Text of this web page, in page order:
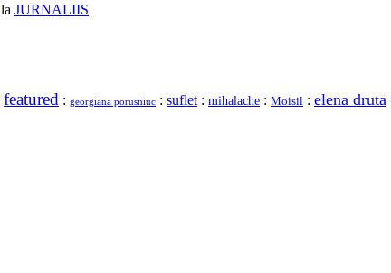
la JURNALIIS
featured : georgiana porusniuc : suflet : mihalache : Moisil : elena druta